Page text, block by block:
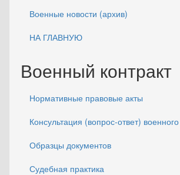
Военные новости (архив)
НА ГЛАВНУЮ
Военный контракт
Нормативные правовые акты
Консультация (вопрос-ответ)
Образцы документов
Судебная практика